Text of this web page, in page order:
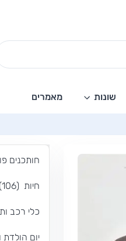
שונות מאמרים
חותכנים
חיות (
106
)
כלי רכב
יום הולדת